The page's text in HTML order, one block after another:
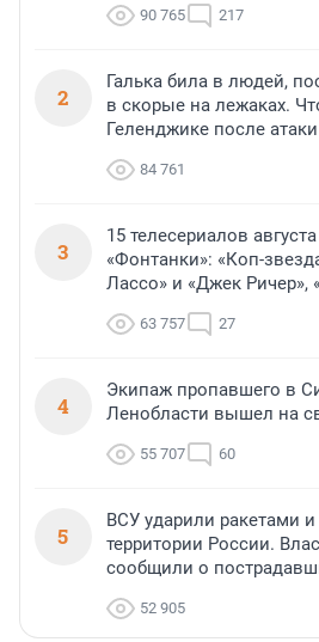
90 765 217
2
Галька била в людей,
в скорые на лежаках.
Геленджике после
84 761
3
15 телесериалов
«Фонтанки»: «Коп-
Лассо» и «Джек Ричер»,
63 757 27
4
Экипаж пропавшего в
Ленобласти вышел на
55 707 60
5
ВСУ ударили ракетами
территории России.
сообщили о
52 905